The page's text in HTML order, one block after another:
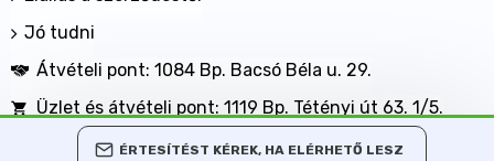
ÉRTESÍTÉST KÉREK, HA ELÉRHETŐ LESZ
Jó tudni
Átvételi pont: 1084 Bp. Bacsó Béla u. 29.
Üzlet és átvételi pont: 1119 Bp. Tétényi út 63. 1/5.
BANKKÁRTYÁVAL IS FIZETHET NÁLUNK!